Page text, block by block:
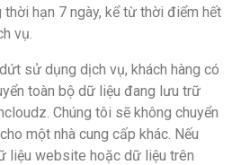
hạn 7 ngày, kể từ thời điểm hết
vụ.
sử dụng dịch vụ, khách hàng có
toàn bộ dữ liệu đang lưu trữ
Chúng tôi sẽ không chuyển
một nhà cung cấp khác. Nếu
liệu website hoặc dữ liệu trên